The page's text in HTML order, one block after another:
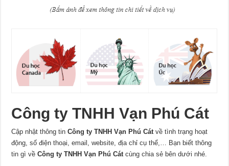
Công ty TNHH Vạn Phú Cát
Cập nhật thông tinCông ty TNHH Vạn Phú Cátvề tình trạng hoạt
động, số điện thoại, email, website, địa chỉ cụ thể,… Bạn biết thông
tin gì vềCông ty TNHH Vạn Phú Cátcùng chia sẻ bên dưới nhé.